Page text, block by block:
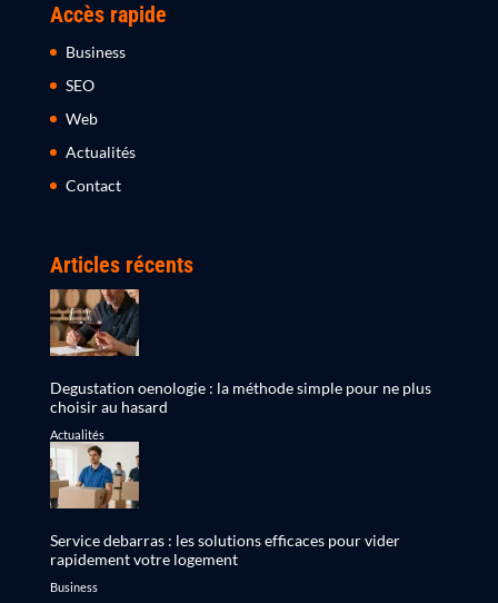
Accès rapide
Business
SEO
Web
Actualités
Contact
Articles récents
Degustation oenologie : la méthode simple pour ne plus
choisir au hasard
Actualités
Service debarras : les solutions efficaces pour vider
rapidement votre logement
Business